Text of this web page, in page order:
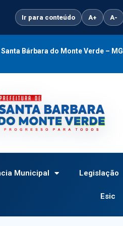
Ir para conteúdo A+ A-
Bárbara do Monte Verde – MG
Municipal Legislação
Esic